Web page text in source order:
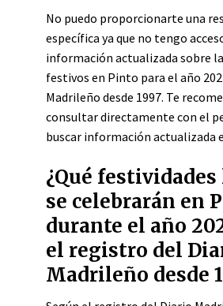
No puedo proporcionarte una
específica ya que no tengo
información actualizada sobre
festivos en Pinto para el año
Madrileño desde 1997. Te
consultar directamente con el
buscar información actualizada
¿Qué
se celebrarán en
durante el año
el registro del
Madrileño desde